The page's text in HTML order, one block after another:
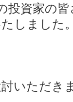
投資家の
しました
討いただき